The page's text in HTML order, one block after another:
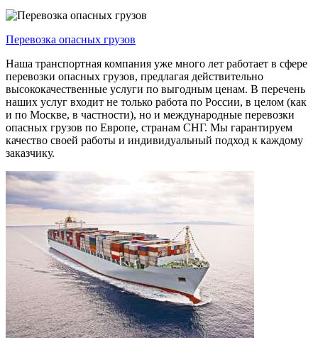
Перевозка опасных грузов
Наша транспортная компания уже много лет работает в сфере
перевозки опасных грузов, предлагая действительно
высококачественные услуги по выгодным ценам. В перечень
наших услуг входит не только работа по России, в целом (как
и по Москве, в частности), но и международные перевозки
опасных грузов по Европе, странам СНГ. Мы гарантируем
качество своей работы и индивидуальный подход к каждому
заказчику.